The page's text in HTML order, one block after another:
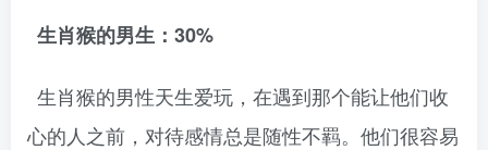
生肖猴的男生：30%
生肖猴的男性天生爱玩，在遇到那个能让他们收
心的人之前，对待感情总是随性不羁。他们很容易